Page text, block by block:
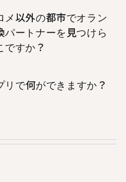
メ以外の都市でオラン
パートナーを見つけら
すか？
でもオランダ語のタンデム
で何ができますか？
スし、そのうち19人がロメか